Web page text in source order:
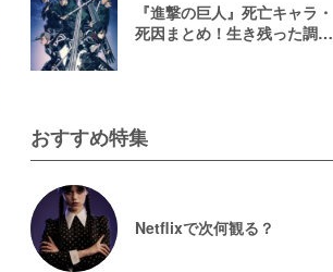
『進撃の巨人』死亡キャラ・
死因まとめ！生き残った調査
おすすめ特集
Netflixで次何観る？